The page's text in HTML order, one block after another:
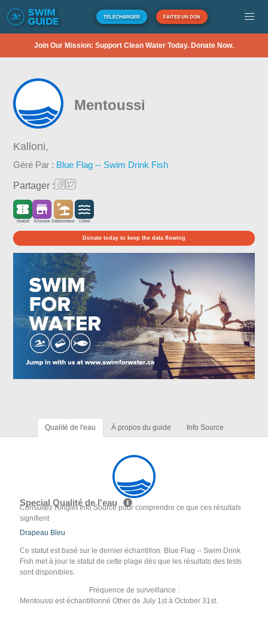
TÉLÉCHARGER FAITES UN DON
Join Our Mission: Support Clean Water Today. Donate Now.
Mentoussi
Kalloni,
Géré Par : Blue Flag -- Swim Drink Fish
Partager :
Gratuit Kiosque Sablonneux Côtier
Donate today to keep the data flowing
Qualité de l'eau À propos du guide Info Source
Special Qualité de l'eau
Consultez l'onglet Info Source pour comprendre ce que ces résultats
signifient
Drapeau Bleu
Ce statut est basé sur le dernier échantillon. Blue Flag -- Swim Drink
Fish met à jour le statut de cette plage dès que les résultats des tests
sont disponibles.
Fréquence de surveillance :
Mentoussi est échantillonné Other de July 1st à October 31st.